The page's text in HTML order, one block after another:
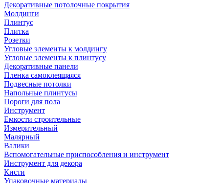
Декоративные потолочные покрытия
Молдинги
Плинтус
Плитка
Розетки
Угловые элементы к молдингу
Угловые элементы к плинтусу
Декоративные панели
Пленка самоклеящаяся
Подвесные потолки
Напольные плинтусы
Пороги для пола
Инструмент
Емкости строительные
Измерительный
Малярный
Валики
Вспомогательные приспособления и инструмент
Инструмент для декора
Кисти
Упаковочные материалы